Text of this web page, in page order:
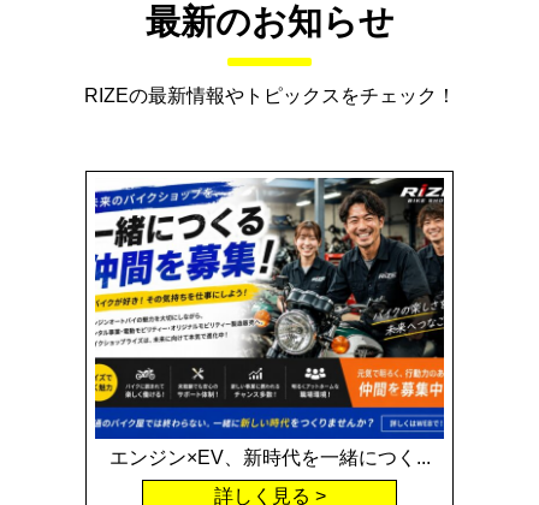
最新のお知らせ
RIZEの最新情報やトピックスをチェック！
エンジン×EV、新時代を一緒につく...
詳しく見る